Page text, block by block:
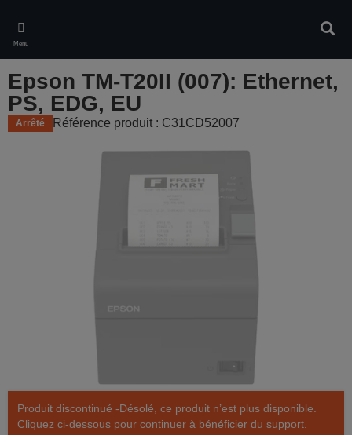
main
content
Menu
Epson TM-T20II (007): Ethernet,
PS, EDG, EU
Arrêté Référence produit : C31CD52007
Produit discontinué -Désolé, ce produit n’est plus disponible.
Cliquez ci-dessous pour continuer à bénéficier du support.